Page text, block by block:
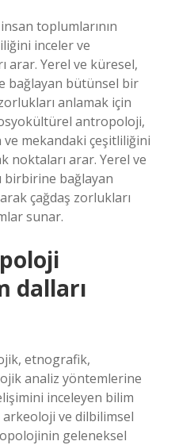
toplumlarının
inceler ve
arar. Yerel ve küresel,
bağlayan bütünsel bir
anlamak için
antropoloji,
ve mekandaki çeşitliliğini
noktaları arar. Yerel ve
birbirine bağlayan
çağdaş zorlukları
sunar.
dalları
etnografik,
analiz yöntemlerine
inceleyen bilim
arkeoloji ve dilbilimsel
geleneksel